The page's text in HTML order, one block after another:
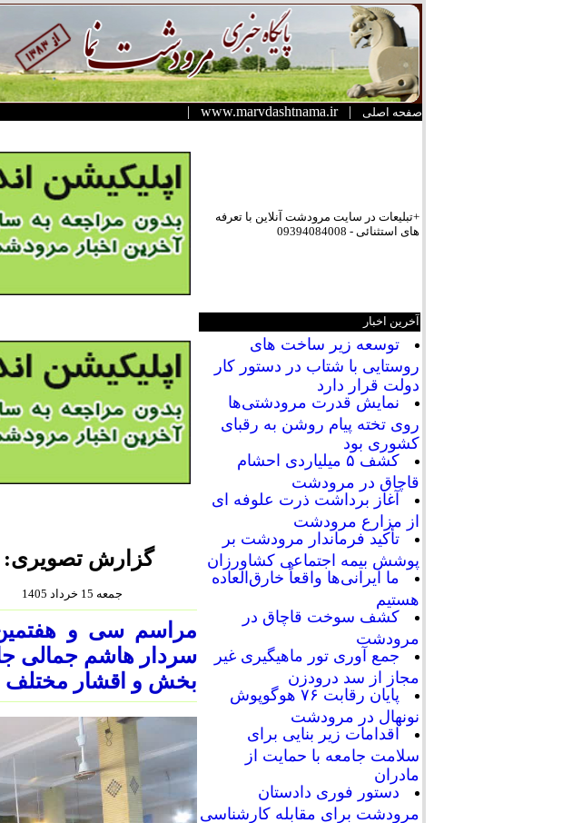
صفحه اصلی |
www.marvdashtnama.ir
|
+تبلیعات در سایت مرودشت آنلاین با تعرفه
های استثنائی - 09394084008
آخرین اخبار
توسعه زیر ساخت های
روستایی با شتاب در دستور کار
دولت قرار دارد
نمایش قدرت مرودشتی‌ها
روی تخته پیام روشن به رقبای
کشوری بود
کشف ۵ میلیاردی احشام
قاچاق در مرودشت
آغاز برداشت ذرت علوفه ای
از مزارع مرودشت
تأکید فرماندار مرودشت بر
پوشش بیمه اجتماعی کشاورزان
ما ایرانی‌ها واقعاً خارق‌العاده
هستیم
کشف سوخت قاچاق در
مرودشت
جمع آوری تور ماهیگیری غیر
مجاز از سد درودزن
پایان رقابت‌ ۷۶ هوگوپوش
نونهال در مرودشت
اقدامات زیر بنایی برای
سلامت جامعه با حمایت از
مادران
دستور فوری دادستان
مرودشت برای مقابله کارشناسی
گزارش تصویری:
جمعه 15 خرداد 1405
مراسم سی و
سردار هاشم جمالی
بخش و اقشار مختلف